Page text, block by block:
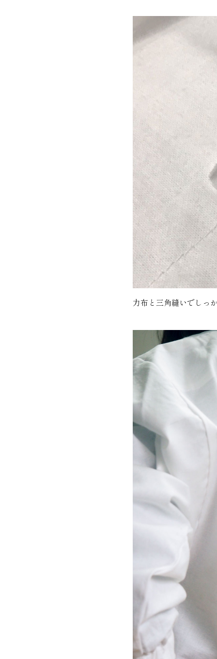
力布と三角縫いでしっ